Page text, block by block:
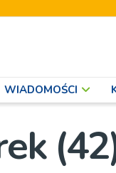
WIADOMOŚCI